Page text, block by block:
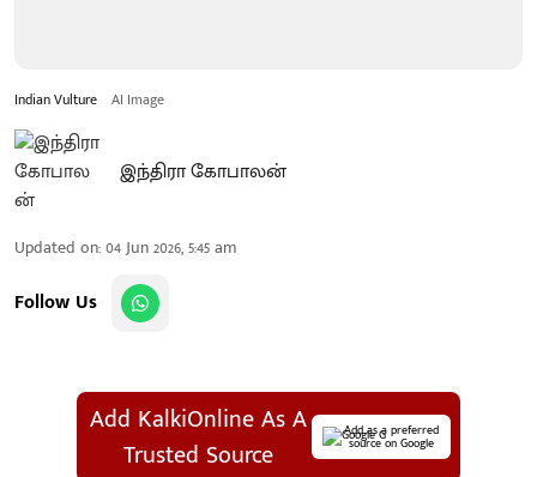
Indian Vulture AI Image
இந்திரா கோபாலன்
Updated on:04 Jun 2026, 5:45 am
Follow Us
Add KalkiOnline As A
Trusted Source
Add as a preferred
source on Google